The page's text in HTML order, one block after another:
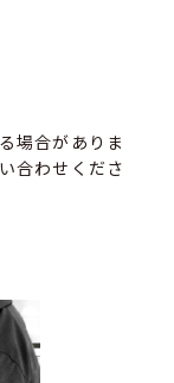
場合がありま
合わせくださ